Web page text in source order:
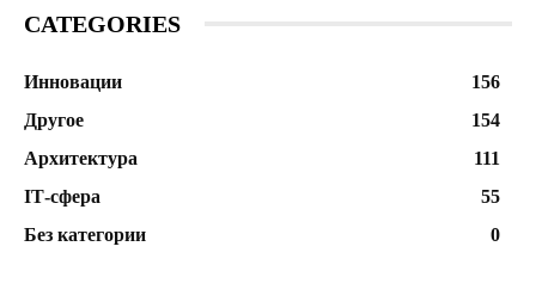
CATEGORIES
Инновации
156
Другое
154
Архитектура
111
ІТ-сфера
55
Без категории
0